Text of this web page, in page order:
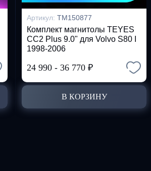
Артикул: TM150877
Комплект магнитолы TEYES
CC2 Plus 9.0" для Volvo S80 I
1998-2006
24 990 - 36 770 ₽
В КОРЗИНУ